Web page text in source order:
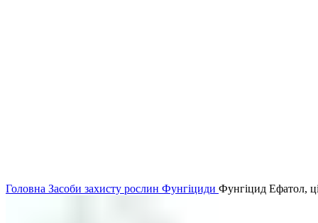
Головна Засоби захисту рослин Фунгіциди Фунгіцид Ефатол,